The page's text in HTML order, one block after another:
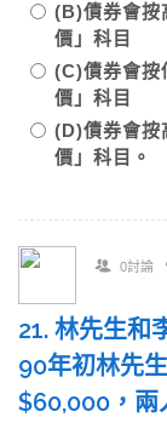
(B)債券會按
價」科目
(C)債券會按
價」科目
(D)債券會按
價」科目。
0討論
21. 林先生和
90年初林先
$60,000，兩